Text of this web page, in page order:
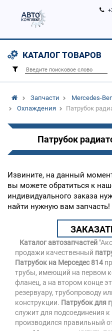
КАТАЛОГ ТОВАРОВ
Запчасти Mercedes-
Охлаждения
Патрубок
Патрубок
Извините, на данный
вы можете обратиться к
индивидуального заказа
найти нужную вам запчасть!
Каталог автозапчастей
продажи качественный
Патрубок на Мерседес 814
трубы, имеющий на первом
фланец, а на втором конце
резервуару, трубопроводу
конструкции. Патрубок для
служит для подсоединения к
производился правильный